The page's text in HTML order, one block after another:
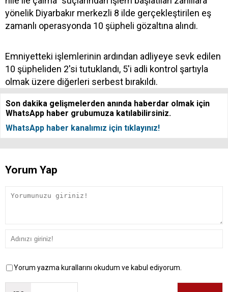
yönelik Diyarbakır merkezli 8 ilde gerçekleştirilen eş
zamanlı operasyonda 10 şüpheli gözaltına alındı.
Emniyetteki işlemlerinin ardından adliyeye sevk edilen
10 şüpheliden 2'si tutuklandı, 5'i adli kontrol şartıyla
olmak üzere diğerleri serbest bırakıldı.
Son dakika gelişmelerden anında haberdar olmak için
WhatsApp haber grubumuza katılabilirsiniz.
WhatsApp haber kanalımız için tıklayınız!
Yorum Yap
Yorum yazma kurallarını okudum ve kabul ediyorum.